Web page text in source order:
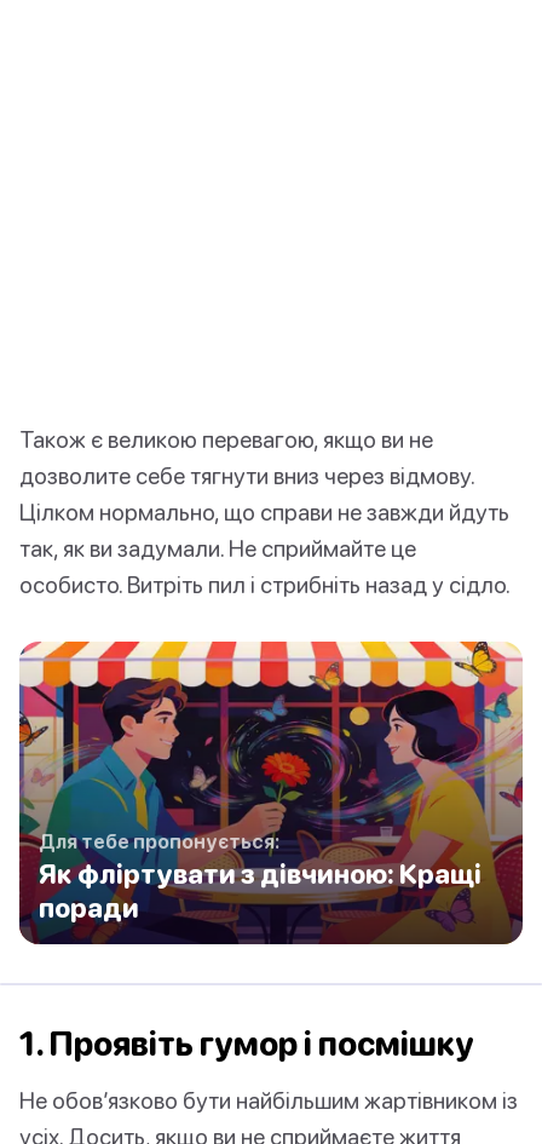
Також є великою перевагою, якщо ви не
дозволите себе тягнути вниз через відмову.
Цілком нормально, що справи не завжди йдуть
так, як ви задумали. Не сприймайте це
особисто. Витріть пил і стрибніть назад у сідло.
Для тебе пропонується:
Як фліртувати з дівчиною: Кращі
поради
1. Проявіть гумор і посмішку
Не обов’язково бути найбільшим жартівником із
усіх. Досить, якщо ви не сприймаєте життя